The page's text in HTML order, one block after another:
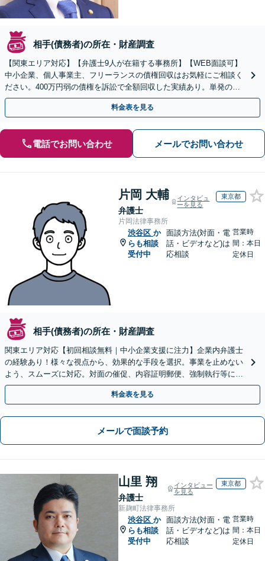
相手(債務者)の所在・財産調査
【関東エリア対応】【弁護士9人が在籍する事務所】【WEB面談可】
中小企業、個人事業主、フリーランスの債権回収はお気軽にご相談く
ださい。400万円弱の債権を訴訟で全額回収した実績あり。単発のご
依頼から、顧問契約まで対応しております
料金表を見る
電話でお問い合わせ メールでお問い合わせ
片岡 大輔
弁護士
インタビュ
ーを見る
東京都
片岡法律事務所
渋谷区 か
らも相談
受付中
面談方法(対面・電
話・ビデオなど)は
応相談
営業時
間：本日
定休日
相手(債務者)の所在・財産調査
関東エリア対応【初回相談無料｜中小企業支援に注力】企業内弁護士
の経験あり！様々な視点から、効果的な手段を選択。事業を止めない
よう、スムーズに対応。対面の催促、内容証明郵便、強制執行等に精
通。お困りの方はすぐにご相談を【オンライン面談◎】
料金表を見る
メールで面談予約
山里 翔
弁護士
インタビュー
を見る
東京都
新麹町法律事務所
渋谷区 か
らも相談
受付中
面談方法(対面・電
話・ビデオなど)は
応相談
営業時
間：本日
定休日